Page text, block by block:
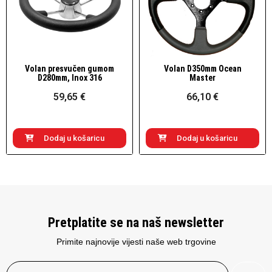
Brzi pogled
Volan presvučen gumom
D280mm, Inox 316
59,65 €
Dodaj u košaricu
Brzi pogled
Volan D350mm Ocean
Master
66,10 €
Dodaj u košaricu
Pretplatite se na naš newsletter
Primite najnovije vijesti naše web trgovine